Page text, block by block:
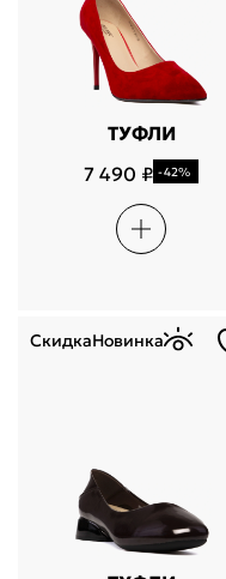
ТУФЛИ
7 490 ₽ -42%
СкидкаНовинка